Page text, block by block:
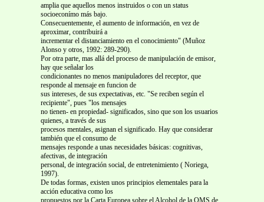
amplia que aquellos menos instruidos o con un status
socioeconímo más bajo.
Consecuentemente, el aumento de información, en vez de
aproximar, contribuirá a
incrementar el distanciamiento en el conocimiento" (Muñoz
Alonso y otros, 1992: 289-290).
Por otra parte, mas allá del proceso de manipulación de emisor,
hay que señalar los
condicionantes no menos manipuladores del receptor, que
responde al mensaje en funcion de
sus intereses, de sus expectativas, etc. "Se reciben según el
recipiente", pues "los mensajes
no tienen- en propiedad- significados, sino que son los usuarios
quienes, a través de sus
procesos mentales, asignan el significado. Hay que considerar
también que el consumo de
mensajes responde a unas necesidades básicas: cognitivas,
afectivas, de integración
personal, de integración social, de entretenimiento ( Noriega,
1997).
De todas formas, existen unos principios elementales para la
acción educativa como los
propuestos por la Carta Europea sobre el Alcohol de la OMS de